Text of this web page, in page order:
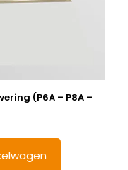
(P6A – P8A –